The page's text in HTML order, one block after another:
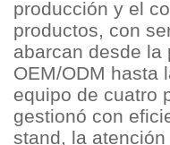
producción y el
productos, con
abarcan desde la
OEM/ODM hasta
equipo de cuatro
gestionó con
stand, la